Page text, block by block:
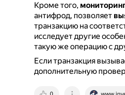
Кроме того,
антифрод, позволяет
транзакцию на
исследует другие
такую же операцию с
Если транзакция
дополнительную